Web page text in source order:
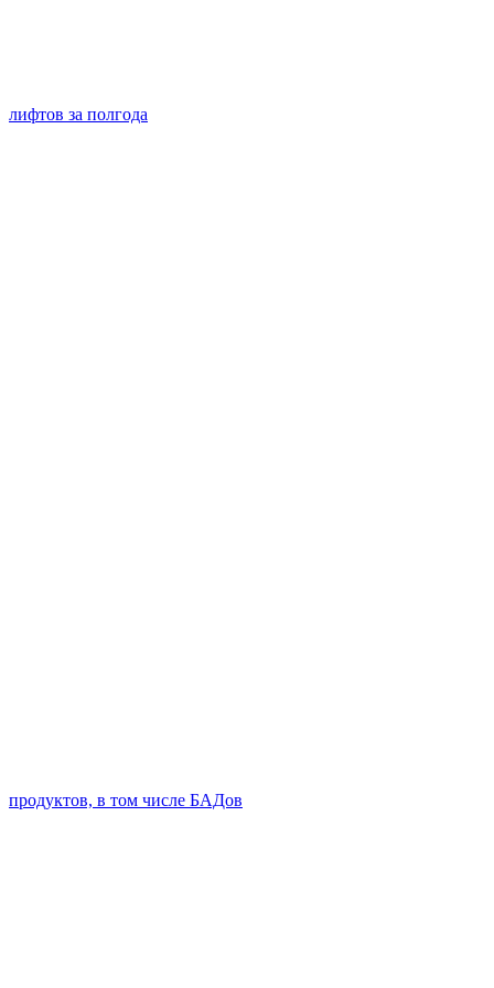
лифтов за полгода
продуктов, в том числе БАДов